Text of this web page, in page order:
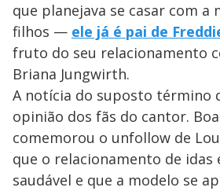
que planejava se casar com a
filhos — ele já é pai de
fruto do seu relacionamento
Briana Jungwirth.
A notícia do suposto término
opinião dos fãs do cantor.
comemorou o unfollow de
que o relacionamento de idas
saudável e que a modelo se